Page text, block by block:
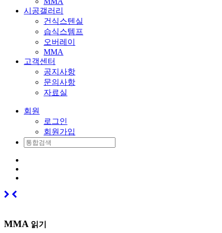
시공갤러리
건식스텐실
습식스템프
오버레이
MMA
고객센터
공지사항
문의사항
자료실
회원
로그인
회원가입
MMA 읽기